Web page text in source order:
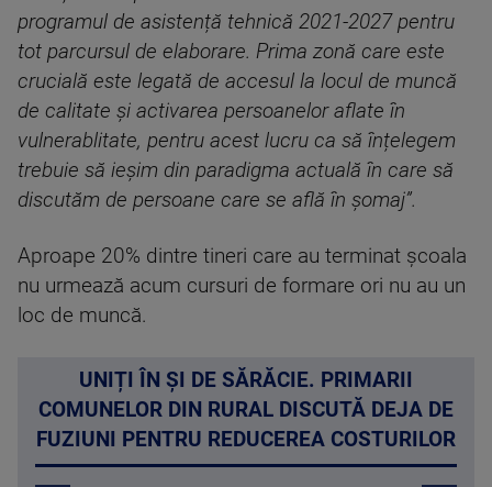
programul de asistență tehnică 2021-2027 pentru
tot parcursul de elaborare. Prima zonă care este
crucială este legată de accesul la locul de muncă
de calitate și activarea persoanelor aflate în
vulnerablitate, pentru acest lucru ca să înțelegem
trebuie să ieșim din paradigma actuală în care să
discutăm de persoane care se află în șomaj”.
Aproape 20% dintre tineri care au terminat şcoala
nu urmează acum cursuri de formare ori nu au un
loc de muncă.
UNIȚI ÎN ȘI DE SĂRĂCIE. PRIMARII
COMUNELOR DIN RURAL DISCUTĂ DEJA DE
FUZIUNI PENTRU REDUCEREA COSTURILOR